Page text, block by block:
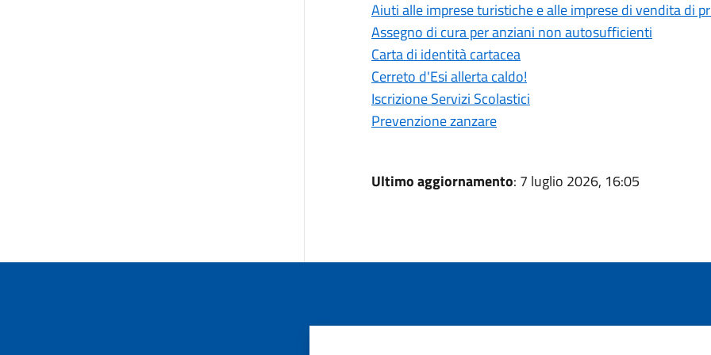
Aiuti alle imprese turistiche e alle imprese di vendita di
Assegno di cura per anziani non autosufficienti
Carta di identità cartacea
Cerreto d'Esi allerta caldo!
Iscrizione Servizi Scolastici
Prevenzione zanzare
Ultimo aggiornamento: 7 luglio 2026, 16:05